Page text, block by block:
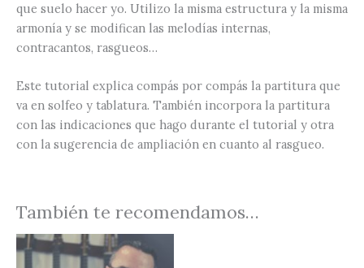
que suelo hacer yo. Utilizo la misma estructura y la misma
armonía y se modifican las melodías internas,
contracantos, rasgueos…
Este tutorial explica compás por compás la partitura que
va en solfeo y tablatura. También incorpora la partitura
con las indicaciones que hago durante el tutorial y otra
con la sugerencia de ampliación en cuanto al rasgueo.
También te recomendamos…